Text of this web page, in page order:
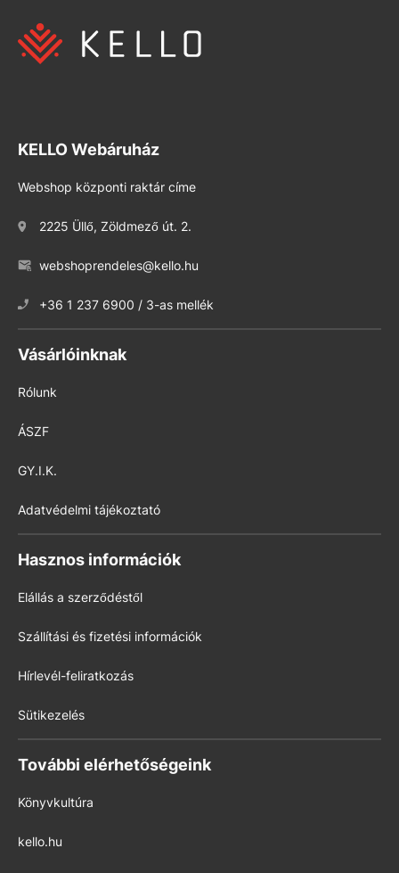
KELLO Webáruház
Webshop központi raktár címe
2225 Üllő, Zöldmező út. 2.
webshoprendeles@kello.hu
+36 1 237 6900 / 3-as mellék
Vásárlóinknak
Rólunk
ÁSZF
GY.I.K.
Adatvédelmi tájékoztató
Hasznos információk
Elállás a szerződéstől
Szállítási és fizetési információk
Hírlevél-feliratkozás
Sütikezelés
További elérhetőségeink
Könyvkultúra
kello.hu